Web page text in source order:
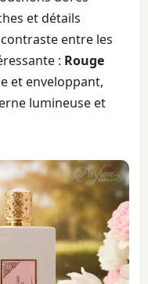
et détails
entre les
: Rouge
et enveloppant,
lumineuse et